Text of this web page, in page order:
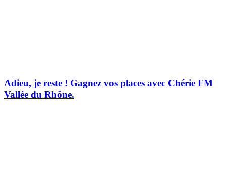
Adieu, je reste ! Gagnez vos places avec Chérie FM
Vallée du Rhône.